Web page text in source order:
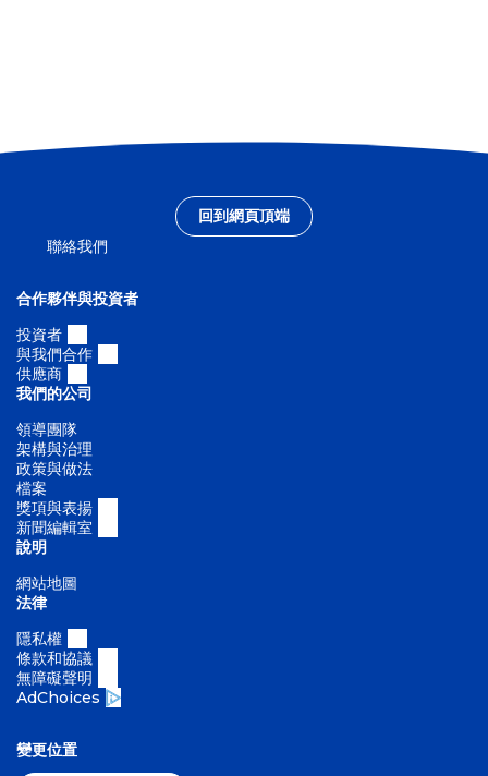
回到網頁頂端
聯絡我們
合作夥伴與投資者
投資者
與我們合作
供應商
我們的公司
領導團隊
架構與治理
政策與做法
檔案
獎項與表揚
新聞編輯室
說明
網站地圖
法律
隱私權
條款和協議
無障礙聲明
AdChoices
變更位置